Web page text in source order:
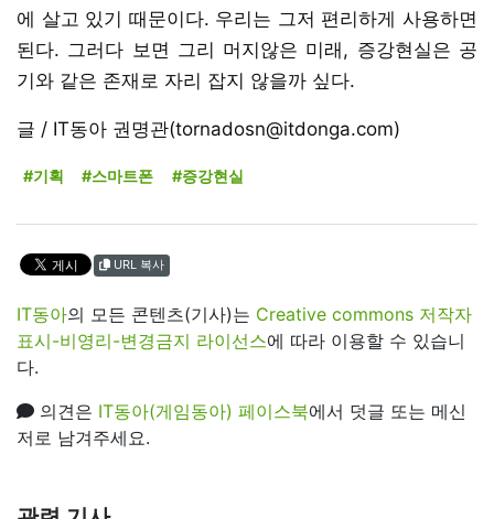
에 살고 있기 때문이다. 우리는 그저 편리하게 사용하면
된다. 그러다 보면 그리 머지않은 미래, 증강현실은 공
기와 같은 존재로 자리 잡지 않을까 싶다.
글 / IT동아 권명관(tornadosn@itdonga.com)
#기획 #스마트폰 #증강현실
URL 복사
IT동아의 모든 콘텐츠(기사)는 Creative commons 저작자
표시-비영리-변경금지 라이선스에 따라 이용할 수 있습니
다.
의견은 IT동아(게임동아) 페이스북에서 덧글 또는 메신
저로 남겨주세요.